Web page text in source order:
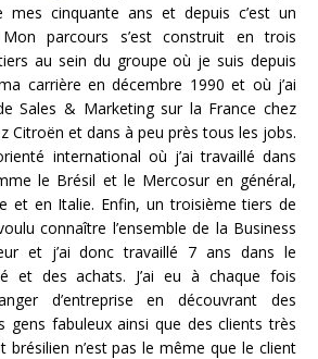
mes cinquante ans et depuis c’est un
parcours s’est construit en trois
au sein du groupe où je suis depuis
carrière en décembre 1990 et où j’ai
Sales & Marketing sur la France chez
Citroën et dans à peu près tous les jobs.
international où j’ai travaillé dans
le Brésil et le Mercosur en général,
et en Italie. Enfin, un troisième tiers de
connaître l’ensemble de la Business
et j’ai donc travaillé 7 ans dans le
et des achats. J’ai eu à chaque fois
d’entreprise en découvrant des
gens fabuleux ainsi que des clients très
brésilien n’est pas le même que le client